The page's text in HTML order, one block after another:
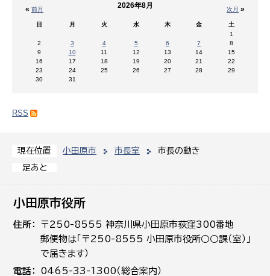
現在位置 小田原市 市長室
市長の動き
足あと
« 前月 次月 »
2026年8月
日 月 火 水 木 金
土
1
2
3 4 5 6 7
8
9
10 11 12 13 14
15
16
17 18 19 20 21
22
23
24 25 26 27 28
29
30
31
RSS
小田原市役所
住所
〒250-8555 神奈川県小田原市荻窪300番地
郵便物は「〒250-8555 小田原市役所○○課（室）」
で届きます）
電話
0465-33-1300（総合案内）